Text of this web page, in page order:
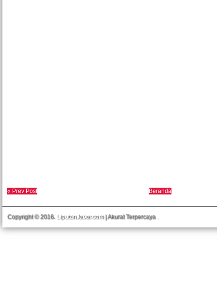
« Prev Post Beranda
Copyright © 2016. LiputanJabar.com| Akurat Terpercaya